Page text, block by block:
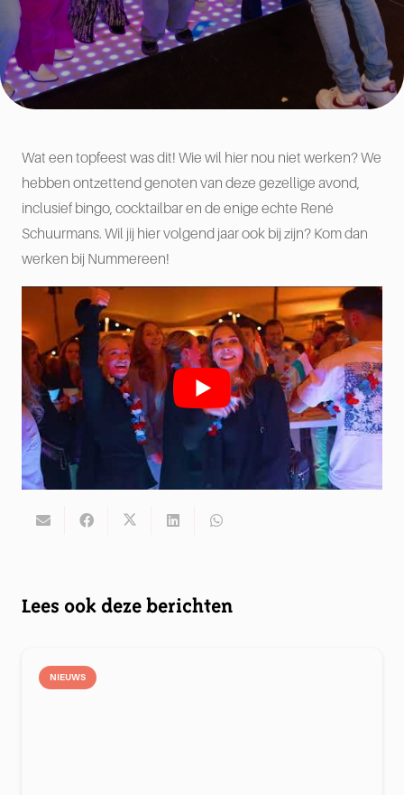
Wat een topfeest was dit! Wie wil hier nou niet werken? We
hebben ontzettend genoten van deze gezellige avond,
inclusief bingo, cocktailbar en de enige echte René
Schuurmans. Wil jij hier volgend jaar ook bij zijn? Kom dan
werken bij Nummereen!
Lees ook deze berichten
NIEUWS